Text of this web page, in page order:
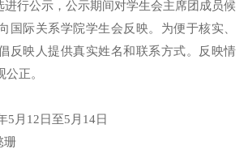
进行公示，公示期间对学生会主席团成员候
国际关系学院学生会反映。为便于核实、
反映人提供真实姓名和联系方式。反映情
正。
5 月 12 日至5 月 14日
珊